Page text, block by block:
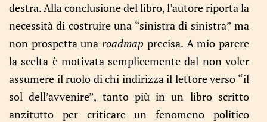
destra. Alla conclusione del libro, l’autore riporta la
necessità di costruire una “sinistra di sinistra” ma
non prospetta unaroadmap precisa. A mio parere
la scelta è motivata semplicemente dal non voler
assumere il ruolo di chi indirizza il lettore verso “il
sol dell’avvenire”, tanto più in un libro scritto
anzitutto per criticare un fenomeno politico